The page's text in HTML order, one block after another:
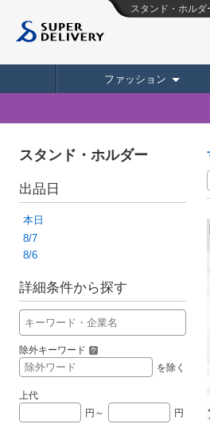
スタンド・ホル
ファッション
スタンド・ホルダー
出品日
本日
8/7
8/6
詳細条件から探す
除外キーワード
を除く
上代
円～
円